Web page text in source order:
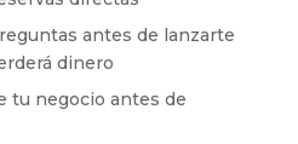
antes de lanzarte
dinero
tu negocio antes de